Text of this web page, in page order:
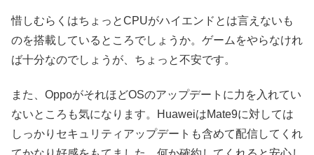
惜しむらくはちょっとCPUがハイエンドとは言えないも
のを搭載しているところでしょうか。ゲームをやらなけれ
ば十分なのでしょうが、ちょっと不安です。
また、OppoがそれほどOSのアップデートに力を入れてい
ないところも気になります。HuaweiはMate9に対しては
しっかりセキュリティアップデートも含めて配信してくれ